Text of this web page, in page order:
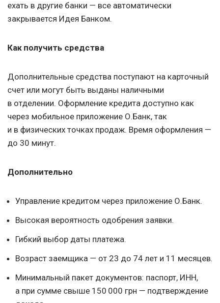
ехать в другие банки — все автоматически
закрывается Идея Банком.
Как получить средства
Дополнительные средства поступают на карточный
счет или могут быть выданы наличными
в отделении. Оформление кредита доступно как
через мобильное приложение О.Банк, так
и в физических точках продаж. Время оформления —
до 30 минут.
Дополнительно
Управление кредитом через приложение О.Банк.
Высокая вероятность одобрения заявки.
Гибкий выбор даты платежа.
Возраст заемщика — от 23 до 74 лет и 11 месяцев.
Минимальный пакет документов: паспорт, ИНН,
а при сумме свыше 150 000 грн — подтверждение